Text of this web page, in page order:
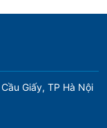
Giấy, TP Hà Nội